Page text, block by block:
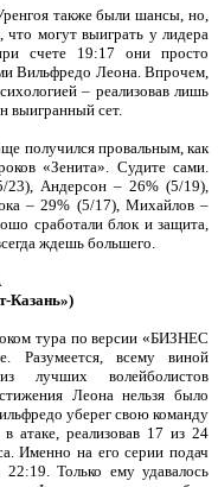
также были шансы, но,
что могут выиграть у лидера
счете 19:17 они просто
Вильфредо Леона. Впрочем,
– реализовав лишь
выигранный сет.
получился провальным, как
«Зенита». Судите сами.
23), Андерсон – 26% (5/19),
– 29% (5/17), Михайлов –
сработали блок и защита,
ждешь большего.
Казань»)
тура по версии «БИЗНЕС
Разумеется, всему виной
лучших волейболистов
Леона нельзя было
уберег свою команду
атаке, реализовав 17 из 24
Именно на его серии подач
Только ему удавалось